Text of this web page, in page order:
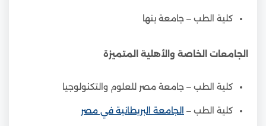
كلية الطب – جامعة بنها
الجامعات الخاصة والأهلية المتميزة
كلية الطب – جامعة مصر للعلوم والتكنولوجيا
كلية الطب – الجامعة البريطانية في مصر